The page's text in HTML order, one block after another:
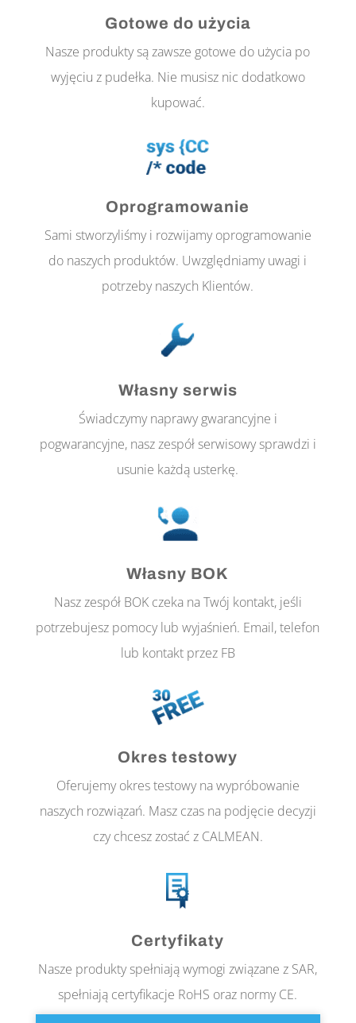
Gotowe do użycia
Nasze produkty są zawsze gotowe do użycia po
wyjęciu z pudełka. Nie musisz nic dodatkowo
kupować.
Oprogramowanie
Sami stworzyliśmy i rozwijamy oprogramowanie
do naszych produktów. Uwzględniamy uwagi i
potrzeby naszych Klientów.
Własny serwis
Świadczymy naprawy gwarancyjne i
pogwarancyjne, nasz zespół serwisowy sprawdzi i
usunie każdą usterkę.
Własny BOK
Nasz zespół BOK czeka na Twój kontakt, jeśli
potrzebujesz pomocy lub wyjaśnień. Email, telefon
lub kontakt przez FB
Okres testowy
Oferujemy okres testowy na wypróbowanie
naszych rozwiązań. Masz czas na podjęcie decyzji
czy chcesz zostać z CALMEAN.
Certyfikaty
Nasze produkty spełniają wymogi związane z SAR,
spełniają certyfikacje RoHS oraz normy CE.